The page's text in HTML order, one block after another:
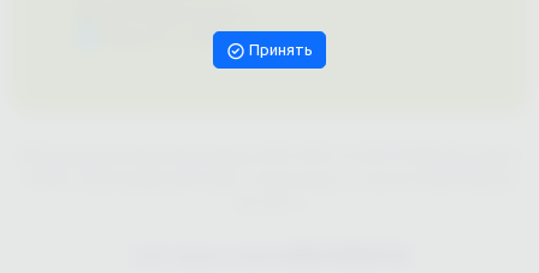
Написать в Telegram
Принять